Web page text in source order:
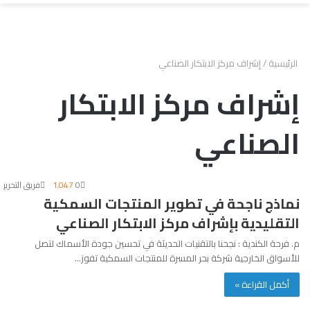
الرئيسية/إشراف مركز الابتكار الصناعي
إشراف مركز الابتكار
الصناعي
فريق التحرير 0
نماذج ناجحة في تطوير المنتجات السمكية
التقليدية بإشراف مركز الابتكار الصناعي
م. فرحة الكندية : نجحنا بالتقنيات الحديثة في تحسين جودة الأسماك لتصل
للأسواق الخارجية شركة بحر المسرة للمنتجات السمكية تفوز…
أكمل القراءة »